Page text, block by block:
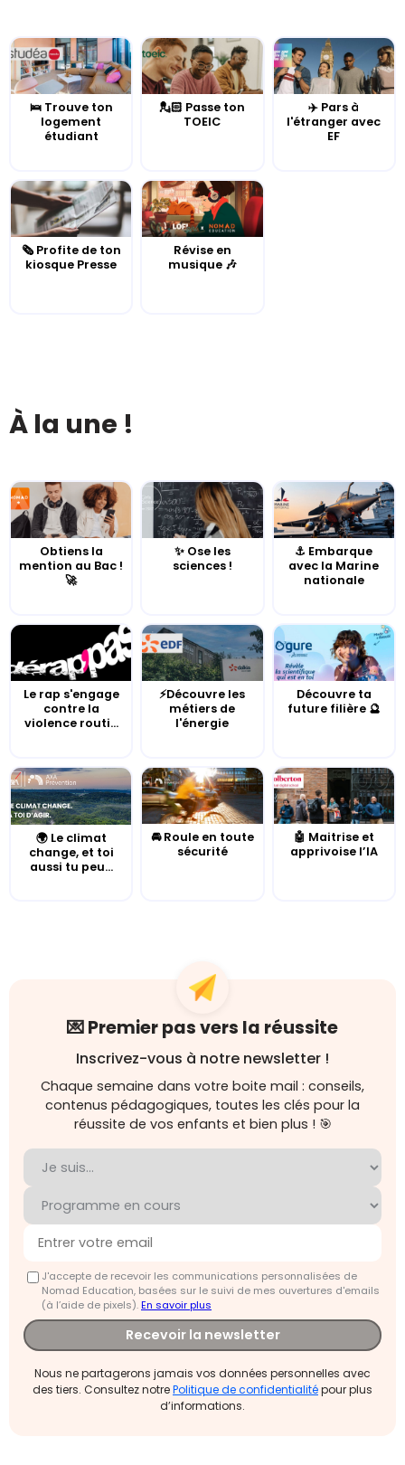
🛌 Trouve ton
logement
étudiant
💂🏻 Passe ton
TOEIC
✈️ Pars à
l'étranger avec
EF
🗞️ Profite de ton
kiosque Presse
Révise en
musique 🎶
À la une !
Obtiens la
mention au Bac !
🚀
✨ Ose les
sciences !
⚓️ Embarque
avec la Marine
nationale
Le rap s'engage
contre la
violence routi...
⚡Découvre les
métiers de
l'énergie
Découvre ta
future filière 🔮
🌍 Le climat
change, et toi
aussi tu peu...
🚘 Roule en toute
sécurité
🤖 Maitrise et
apprivoise l’IA
💌 Premier pas vers la réussite
Inscrivez-vous à notre newsletter !
Chaque semaine dans votre boite mail : conseils,
contenus pédagogiques, toutes les clés pour la
réussite de vos enfants et bien plus ! 🎯
J'accepte de recevoir les communications personnalisées de
Nomad Education, basées sur le suivi de mes ouvertures d'emails
(à l’aide de pixels).En savoir plus
Recevoir la newsletter
Nous ne partagerons jamais vos données personnelles avec
des tiers. Consultez notrePolitique de confidentialitépour plus
d’informations.